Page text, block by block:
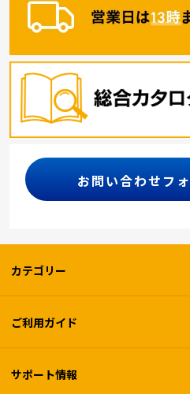
お問い合わせフ
カテゴリー
ご利用ガイド
サポート情報